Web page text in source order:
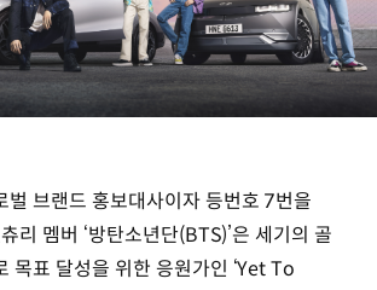
벌 브랜드 홍보대사이자 등번호 7번을
리 멤버 ‘방탄소년단(BTS)’은 세기의 골
목표 달성을 위한 응원가인 ‘Yet To